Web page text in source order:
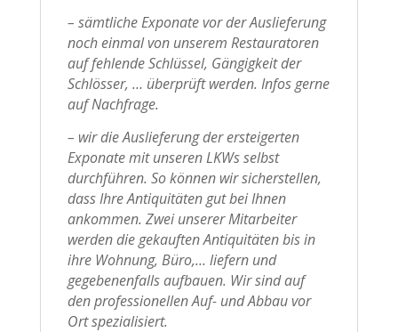
– sämtliche Exponate vor der Auslieferung
noch einmal von unserem Restauratoren
auf fehlende Schlüssel, Gängigkeit der
Schlösser, … überprüft werden. Infos gerne
auf Nachfrage.
– wir die Auslieferung der ersteigerten
Exponate mit unseren LKWs selbst
durchführen. So können wir sicherstellen,
dass Ihre Antiquitäten gut bei Ihnen
ankommen. Zwei unserer Mitarbeiter
werden die gekauften Antiquitäten bis in
ihre Wohnung, Büro,… liefern und
gegebenenfalls aufbauen. Wir sind auf
den professionellen Auf- und Abbau vor
Ort spezialisiert.